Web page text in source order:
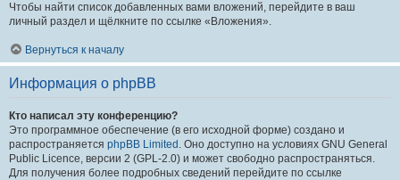
Чтобы найти список добавленных вами вложений, перейдите в ваш
личный раздел и щёлкните по ссылке «Вложения».
Вернуться к началу
Информация о phpBB
Кто написал эту конференцию?
Это программное обеспечение (в его исходной форме) создано и
распространяется phpBB Limited . Оно доступно на условиях GNU General
Public Licence, версии 2 (GPL-2.0) и может свободно распространяться.
Для получения более подробных сведений перейдите по ссылке